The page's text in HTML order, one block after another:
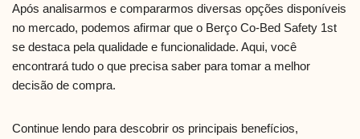
Após analisarmos e compararmos diversas opções disponíveis
no mercado, podemos afirmar que o Berço Co-Bed Safety 1st
se destaca pela qualidade e funcionalidade. Aqui, você
encontrará tudo o que precisa saber para tomar a melhor
decisão de compra.
Continue lendo para descobrir os principais benefícios,